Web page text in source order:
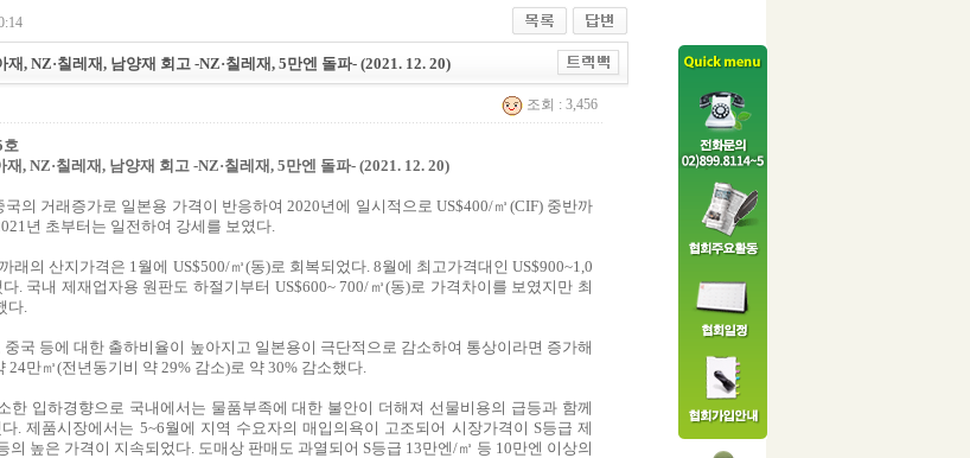
재, NZ·칠레재, 남양재 회고 -NZ·칠레재, 5만엔 돌파- (2021. 12. 20)
조회 : 3,456
호
, NZ·칠레재, 남양재 회고 -NZ·칠레재, 5만엔 돌파-(2021. 12. 20)
의 거래증가로 일본용 가격이 반응하여 2020년에 일시적으로 US$400/㎥(CIF) 중반까
년 초부터는 일전하여 강세를 보였다.
래의 산지가격은 1월에 US$500/㎥(동)로 회복되었다. 8월에 최고가격대인 US$900~1,0
. 국내 제재업자용 원판도 하절기부터 US$600~ 700/㎥(동)로 가격차이를 보였지만 최
다.
국 등에 대한 출하비율이 높아지고 일본용이 극단적으로 감소하여 통상이라면 증가해
24만㎥(전년동기비 약 29% 감소)로 약 30% 감소했다.
한 입하경향으로 국내에서는 물품부족에 대한 불안이 더해져 선물비용의 급등과 함께
. 제품시장에서는 5~6월에 지역 수요자의 매입의욕이 고조되어 시장가격이 S등급 제
의 높은 가격이 지속되었다. 도매상 판매도 과열되어 S등급 13만엔/㎥ 등 10만엔 이상의